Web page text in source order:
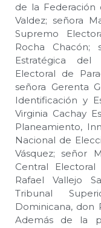
de la Federación
Valdez; señora
Supremo
Rocha Chacón;
Estratégica del
Electoral de
señora Gerenta
Identificación y
Virginia Cachay
Planeamiento,
Nacional de
Vásquez; señor
Central
Rafael Vallejo
Tribunal
Dominicana, don
Además de la